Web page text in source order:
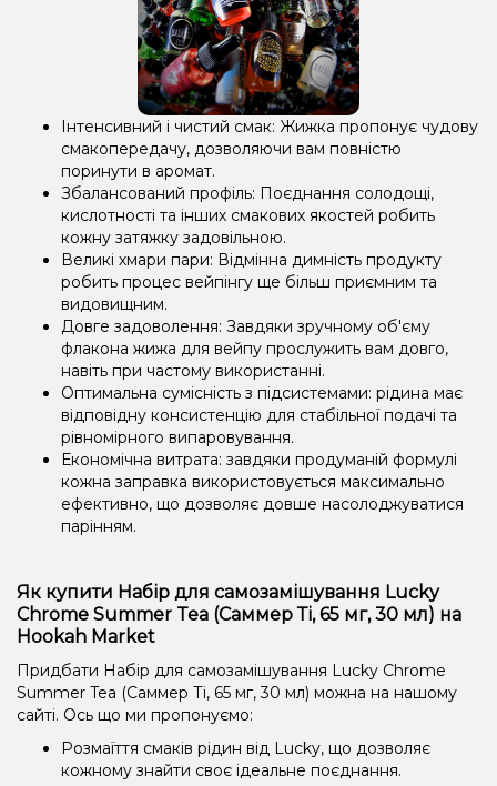
Інтенсивний і чистий смак: Жижка пропонує чудову
смакопередачу, дозволяючи вам повністю
поринути в аромат.
Збалансований профіль: Поєднання солодощі,
кислотності та інших смакових якостей робить
кожну затяжку задовільною.
Великі хмари пари: Відмінна димність продукту
робить процес вейпінгу ще більш приємним та
видовищним.
Довге задоволення: Завдяки зручному об'єму
флакона жижа для вейпу прослужить вам довго,
навіть при частому використанні.
Оптимальна сумісність з підсистемами: рідина має
відповідну консистенцію для стабільної подачі та
рівномірного випаровування.
Економічна витрата: завдяки продуманій формулі
кожна заправка використовується максимально
ефективно, що дозволяє довше насолоджуватися
парінням.
Як купити Набір для самозамішування Lucky
Chrome Summer Tea (Саммер Ті, 65 мг, 30 мл) на
Hookah Market
Придбати Набір для самозамішування Lucky Chrome
Summer Tea (Саммер Ті, 65 мг, 30 мл) можна на нашому
сайті. Ось що ми пропонуємо:
Розмаїття смаків рідин від Lucky, що дозволяє
кожному знайти своє ідеальне поєднання.